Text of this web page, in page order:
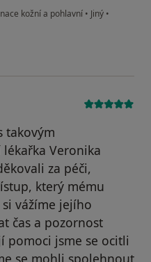
kožní a pohlavní • Jiný •
takovým
Veronika
za péči,
který mému
vážíme jejího
čas a pozornost
pomoci jsme se ocitli